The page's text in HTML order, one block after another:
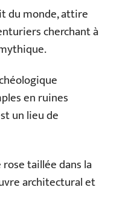
du monde, attire
cherchant à
en ruines
un lieu de
rose taillée dans la
architectural et